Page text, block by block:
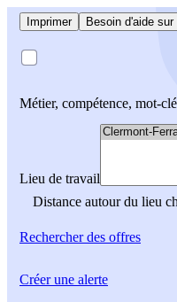
Imprimer Besoin d'aide
Métier, compétence, mot-
Lieu de travail
Distance autour du lieu
Rechercherdes offres
Créer une alerte